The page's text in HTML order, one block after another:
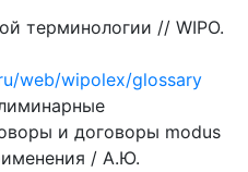
терминологии // WIPO.
web/wipolex/glossary
и договоры modus
/ А.Ю.